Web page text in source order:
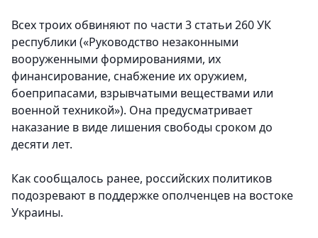
Всех троих обвиняют по части 3 статьи 260 УК
республики («Руководство незаконными
вооруженными формированиями, их
финансирование, снабжение их оружием,
боеприпасами, взрывчатыми веществами или
военной техникой»). Она предусматривает
наказание в виде лишения свободы сроком до
десяти лет.
Как сообщалось ранее, российских политиков
подозревают в поддержке ополченцев на востоке
Украины.